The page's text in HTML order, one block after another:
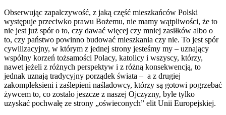
Obserwując zapalczywość, z jaką część mieszkańców Polski
występuje przeciwko prawu Bożemu, nie mamy wątpliwości, że to
nie jest już spór o to, czy dawać więcej czy mniej zasiłków albo o
to, czy państwo powinno budować mieszkania czy nie. To jest spór
cywilizacyjny, w którym z jednej strony jesteśmy my – uznający
wspólny korzeń tożsamości Polacy, katolicy i wszyscy, którzy,
nawet jeżeli z różnych perspektyw i z różną konsekwencją, to
jednak uznają tradycyjny porządek świata – a z drugiej
zakompleksieni i zaślepieni naśladowcy, którzy są gotowi pogrzebać
żywcem to, co zostało jeszcze z naszej Ojczyzny, byle tylko
uzyskać pochwałę ze strony „oświeconych” elit Unii Europejskiej.